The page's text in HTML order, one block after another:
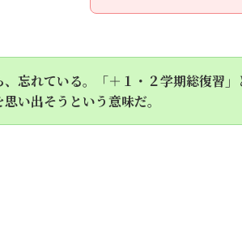
、忘れている。「＋１・２学期総復習
思い出そうという意味だ。